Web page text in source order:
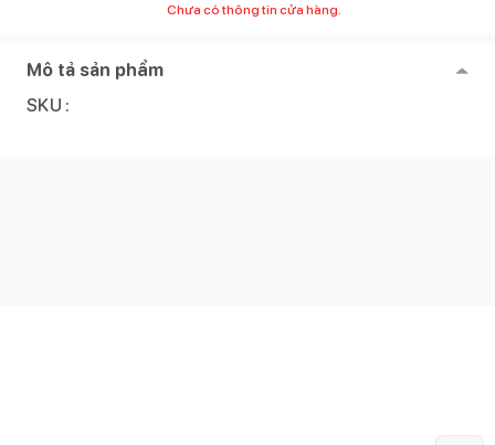
Chưa có thông tin cửa hàng.
Mô tả sản phẩm
SKU :